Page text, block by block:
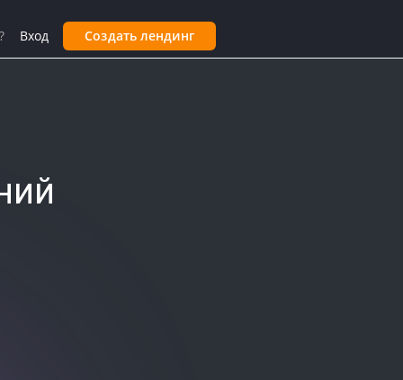
Вход Создать лендинг